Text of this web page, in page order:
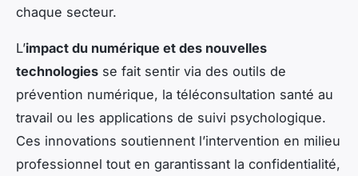
chaque secteur.
L’impact du numérique et des nouvelles
technologies se fait sentir via des outils de
prévention numérique, la téléconsultation santé au
travail ou les applications de suivi psychologique.
Ces innovations soutiennent l’intervention en milieu
professionnel tout en garantissant la confidentialité,